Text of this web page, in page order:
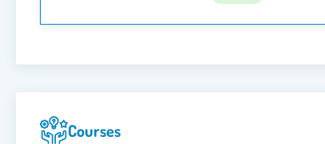
Courses